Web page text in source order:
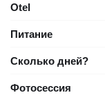
Otel
Питание
Сколько дней?
Фотосессия